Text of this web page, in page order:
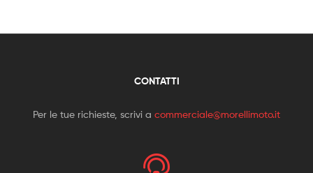
CONTATTI
Per le tue richieste, scrivi a commerciale@morellimoto.it